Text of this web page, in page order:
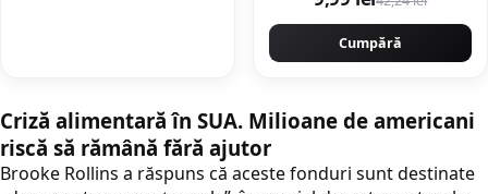
Cumpără
Criză alimentară în SUA. Milioane de americani
riscă să rămână fără ajutor
Brooke Rollins a răspuns că aceste fonduri sunt destinate